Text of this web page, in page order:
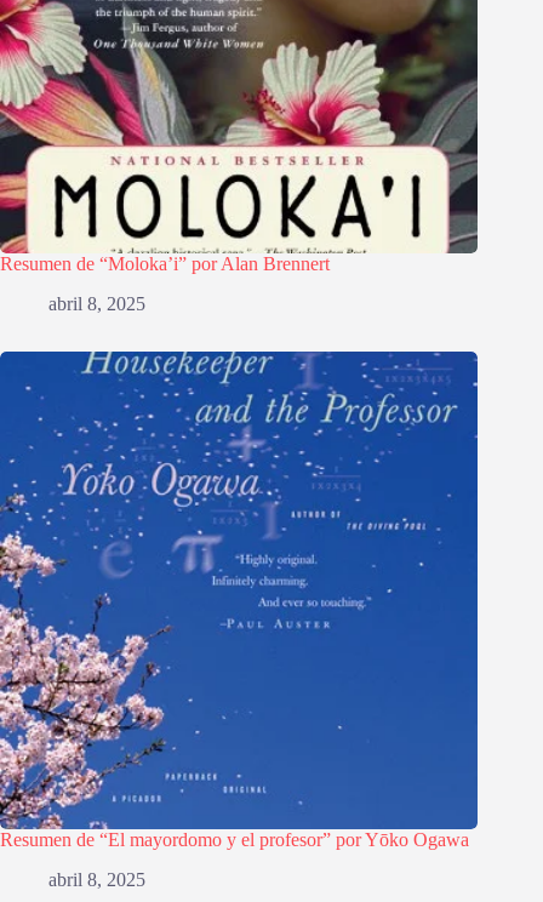
Resumen de “Moloka’i” por Alan Brennert
abril 8, 2025
Resumen de “El mayordomo y el profesor” por Yōko Ogawa
abril 8, 2025